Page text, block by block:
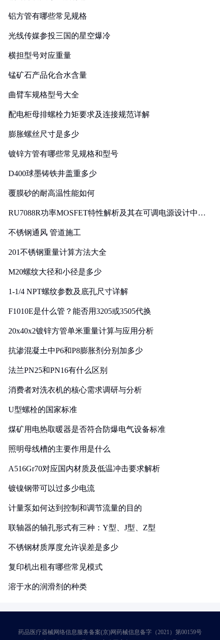
铝方管有哪些常见规格
光线传媒参投三国的星空爆冷
横担型号对应重量
锰矿石产品化合水含量
曲臂车规格型号大全
配电柜母排螺栓力矩要求及连接规范详解
膨胀螺丝尺寸是多少
镀锌方管有哪些常见规格和型号
D400球墨铸铁井盖重多少
覆膜砂的耐高温性能如何
RU7088R功率MOSFET特性解析及其在可调电源设计中的
不锈钢通风 管道施工
201不锈钢重量计算方法大全
M20螺纹大径和小径是多少
1-1/4 NPT螺纹参数及底孔尺寸详解
F1010E是什么管？能否用3205或3505代换
20x40x2镀锌方管单米重量计算与应用分析
抗渗混凝土中P6和P8膨胀剂分别加多少
法兰PN25和PN16有什么区别
消费者对洗衣机的核心需求调研与分析
U型螺栓的国家标准
煤矿用电热取暖器是否符合防爆电气设备标准
照明母线槽的主要作用是什么
A516Gr70对应国内材质及低温冲击要求解析
镀镍钢带可以过多少电流
计量泵如何达到控制和调节流量的目的
联轴器的轴孔形式有三种：Y型、J型、Z型
不锈钢材质厚度允许误差是多少
复印机出租有哪些常见模式
溶于水的润滑剂的种类
药品医疗器械网络信息服务备案(京)网药械信息备字（2021）第00159号